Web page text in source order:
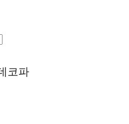
코파